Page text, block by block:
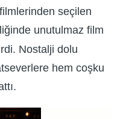
seçilen
unutulmaz film
Nostalji dolu
hem coşku